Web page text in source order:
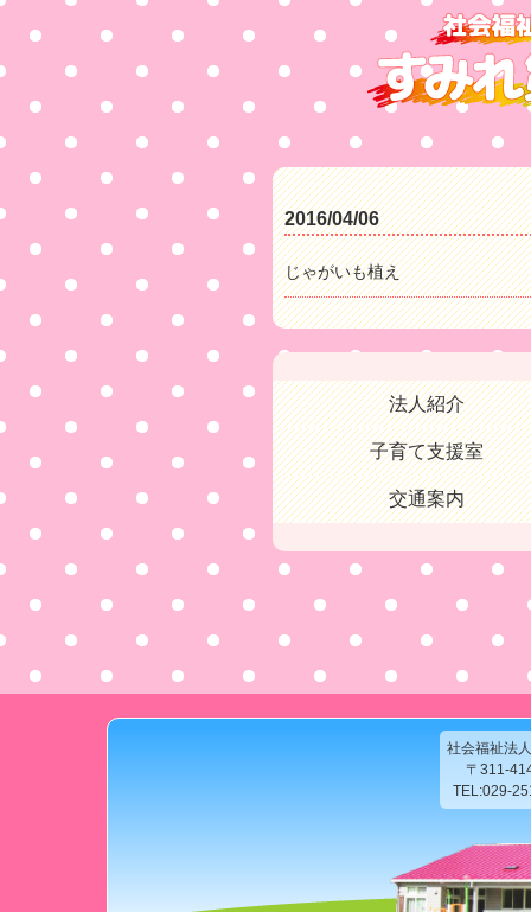
2016/04/06
じゃがいも植え
法人紹介
子育て支援室
交通案内
社会福祉法
〒311-
TEL:029-